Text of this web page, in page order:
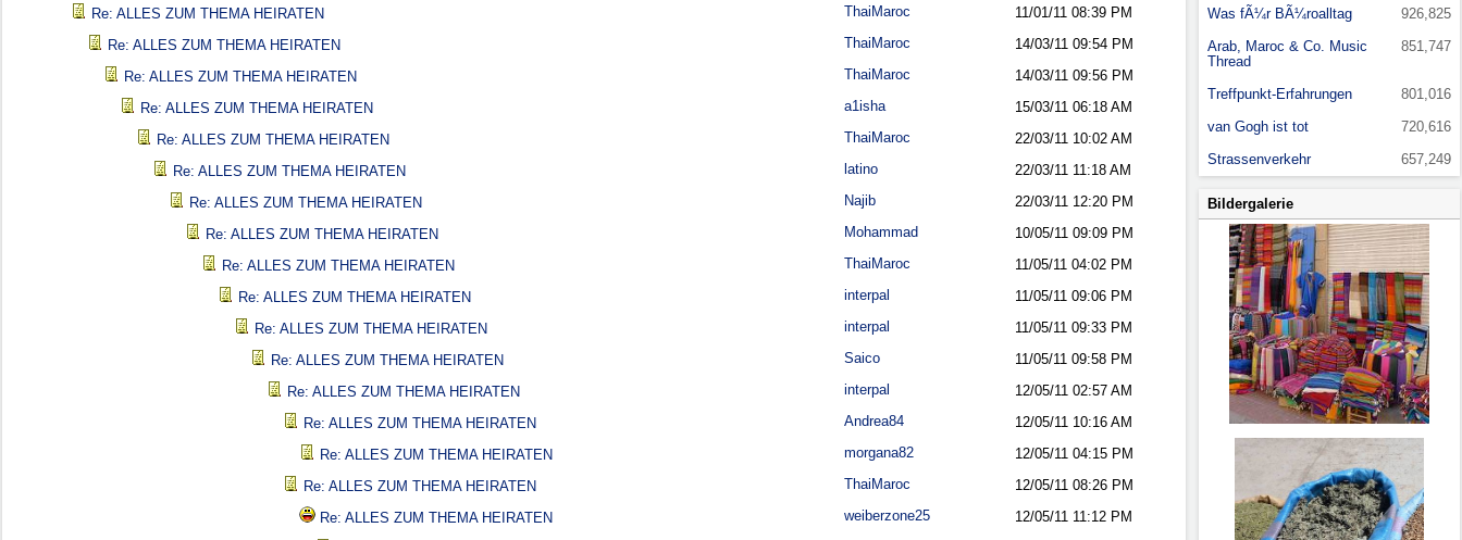
Re: ALLES ZUM THEMA HEIRATEN
ThaiMaroc 11/01/11 08:39 PM
Re: ALLES ZUM THEMA HEIRATEN
ThaiMaroc 14/03/11 09:54 PM
Re: ALLES ZUM THEMA HEIRATEN
ThaiMaroc 14/03/11 09:56 PM
Re: ALLES ZUM THEMA HEIRATEN
a1isha 15/03/11 06:18 AM
Re: ALLES ZUM THEMA HEIRATEN
ThaiMaroc 22/03/11 10:02 AM
Re: ALLES ZUM THEMA HEIRATEN
latino 22/03/11 11:18 AM
Re: ALLES ZUM THEMA HEIRATEN
Najib 22/03/11 12:20 PM
Re: ALLES ZUM THEMA HEIRATEN
Mohammad 10/05/11 09:09 PM
Re: ALLES ZUM THEMA HEIRATEN
ThaiMaroc 11/05/11 04:02 PM
Re: ALLES ZUM THEMA HEIRATEN
interpal 11/05/11 09:06 PM
Re: ALLES ZUM THEMA HEIRATEN
interpal 11/05/11 09:33 PM
Re: ALLES ZUM THEMA HEIRATEN
Saico 11/05/11 09:58 PM
Re: ALLES ZUM THEMA HEIRATEN
interpal 12/05/11 02:57 AM
Re: ALLES ZUM THEMA HEIRATEN
Andrea84 12/05/11 10:16 AM
Re: ALLES ZUM THEMA HEIRATEN
morgana82 12/05/11 04:15 PM
Re: ALLES ZUM THEMA HEIRATEN
ThaiMaroc 12/05/11 08:26 PM
Re: ALLES ZUM THEMA HEIRATEN
weiberzone25 12/05/11 11:12 PM
926,825
Was fÃ¼r BÃ¼roalltag
851,747
Arab, Maroc & Co. Music
Thread
801,016
Treffpunkt-Erfahrungen
720,616
van Gogh ist tot
657,249
Strassenverkehr
Bildergalerie